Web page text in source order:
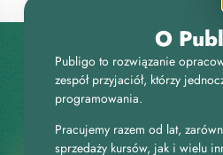
O
Publigo to rozwiązanie
zespół przyjaciół, którzy
programowania.
Pracujemy razem od lat,
sprzedaży kursów, jak i wielu